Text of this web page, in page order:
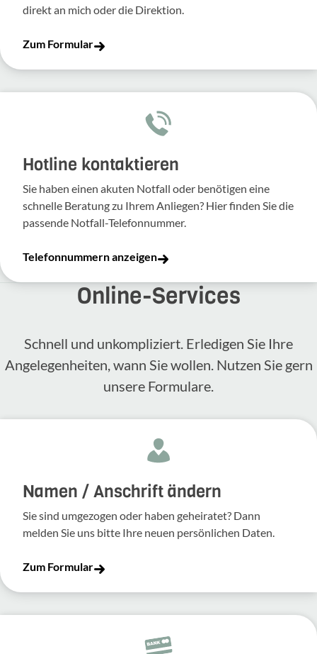
direkt an mich oder die Direk­tion.
Zum Formular
Hotline kontaktieren
Sie haben einen akuten Notfall oder benötigen eine
schnelle Beratung zu Ihrem Anliegen? Hier finden Sie die
passende Notfall-Telefonnummer.
Telefonnummern anzeigen
Online-​Services
Schnell und unkompliziert. Erledigen Sie Ihre
Angelegenheiten, wann Sie wollen. Nutzen Sie gern
unsere Formulare.
Namen / Anschrift ändern
Sie sind umgezogen oder haben geheiratet? Dann
melden Sie uns bitte Ihre neuen persönlichen Daten.
Zum Formular